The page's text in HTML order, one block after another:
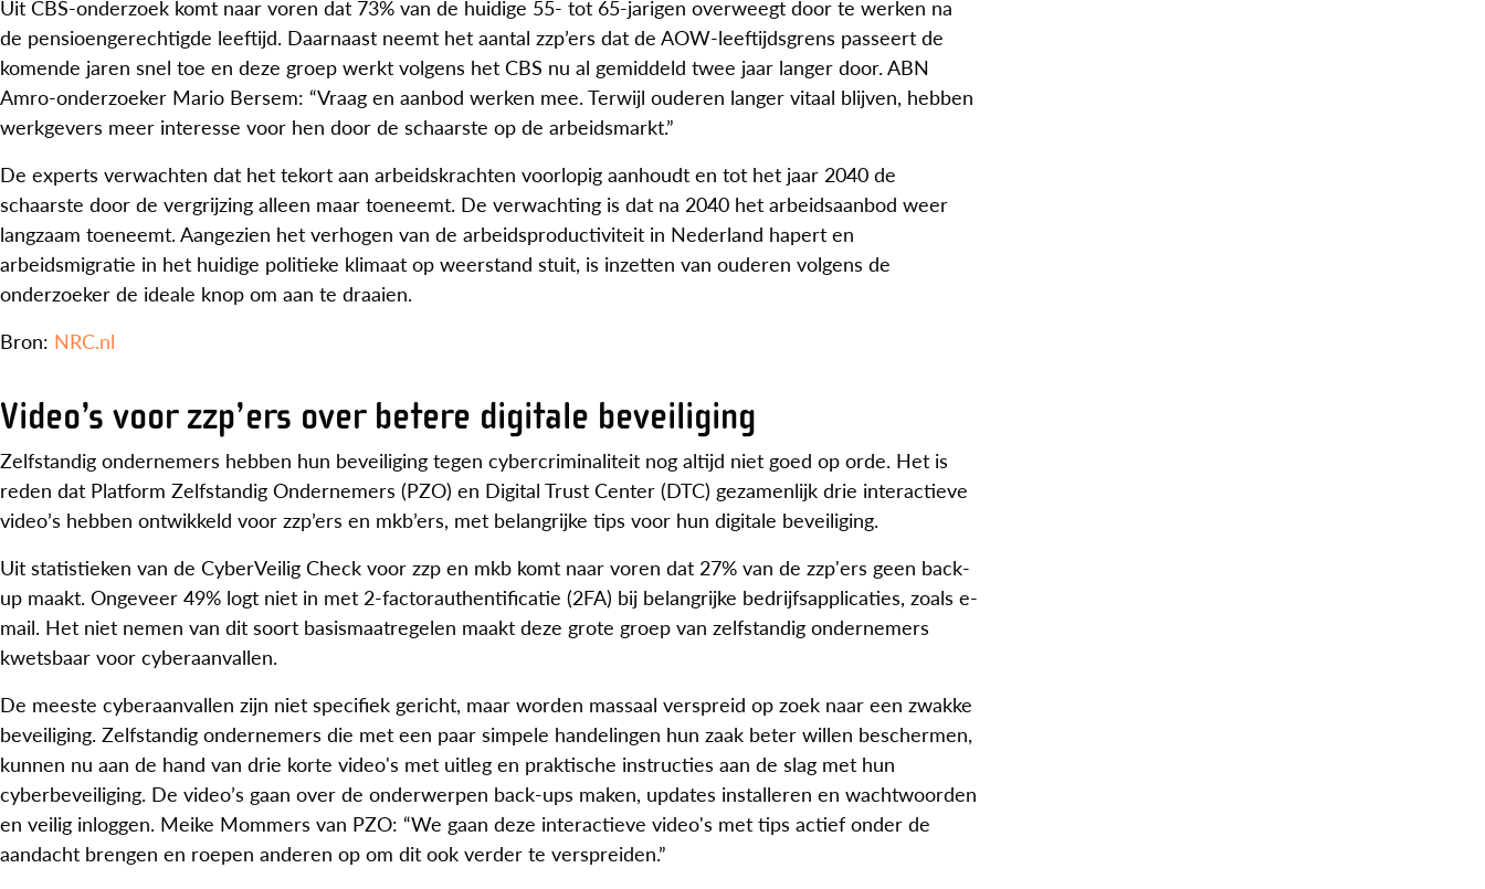
Uit CBS-onderzoek komt naar voren dat 73% van de huidige 55- tot 65-jarigen overweegt door te werken na
de pensioengerechtigde leeftijd. Daarnaast neemt het aantal zzp’ers dat de AOW-leeftijdsgrens passeert de
komende jaren snel toe en deze groep werkt volgens het CBS nu al gemiddeld twee jaar langer door. ABN
Amro-onderzoeker Mario Bersem: “Vraag en aanbod werken mee. Terwijl ouderen langer vitaal blijven, hebben
werkgevers meer interesse voor hen door de schaarste op de arbeidsmarkt.”
De experts verwachten dat het tekort aan arbeidskrachten voorlopig aanhoudt en tot het jaar 2040 de
schaarste door de vergrijzing alleen maar toeneemt. De verwachting is dat na 2040 het arbeidsaanbod weer
langzaam toeneemt. Aangezien het verhogen van de arbeidsproductiviteit in Nederland hapert en
arbeidsmigratie in het huidige politieke klimaat op weerstand stuit, is inzetten van ouderen volgens de
onderzoeker de ideale knop om aan te draaien.
Bron: NRC.nl
Video’s voor zzp’ers over betere digitale beveiliging
Zelfstandig ondernemers hebben hun beveiliging tegen cybercriminaliteit nog altijd niet goed op orde. Het is
reden dat Platform Zelfstandig Ondernemers (PZO) en Digital Trust Center (DTC) gezamenlijk drie interactieve
video’s hebben ontwikkeld voor zzp’ers en mkb’ers, met belangrijke tips voor hun digitale beveiliging.
Uit statistieken van de CyberVeilig Check voor zzp en mkb komt naar voren dat 27% van de zzp'ers geen back-
up maakt. Ongeveer 49% logt niet in met 2-factorauthentificatie (2FA) bij belangrijke bedrijfsapplicaties, zoals e-
mail. Het niet nemen van dit soort basismaatregelen maakt deze grote groep van zelfstandig ondernemers
kwetsbaar voor cyberaanvallen.
De meeste cyberaanvallen zijn niet specifiek gericht, maar worden massaal verspreid op zoek naar een zwakke
beveiliging. Zelfstandig ondernemers die met een paar simpele handelingen hun zaak beter willen beschermen,
kunnen nu aan de hand van drie korte video's met uitleg en praktische instructies aan de slag met hun
cyberbeveiliging. De video’s gaan over de onderwerpen back-ups maken, updates installeren en wachtwoorden
en veilig inloggen. Meike Mommers van PZO: “We gaan deze interactieve video's met tips actief onder de
aandacht brengen en roepen anderen op om dit ook verder te verspreiden.”